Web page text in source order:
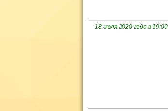
18 июля 2020 года в 19:00